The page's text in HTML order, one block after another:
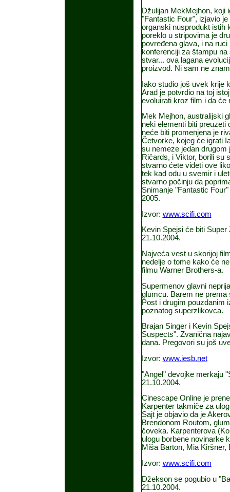
Džulijan MekMejhon, koji
"Fantastic Four", izjavio
organski nusprodukt istih
poreklo u stripovima je
povređena glava, i na
konferenciji za štampu
stvar... ova lagana
proizvod. Ni sam ne
Iako studio još uvek krije
Arad je potvrdio na toj
evoluirati kroz film i da će
Mek Mejhon, australijski
neki elementi biti preuzeti
neće biti promenjena je
Četvorke, kojeg će igrati
su nemeze jedan
Ričards, i Viktor, borili su
stvarno ćete videti ove
tek kad odu u svemir i
stvarno počinju da
Snimanje "Fantastic
2005.
Izvor: www.scifi.com
Kevin Spejsi će biti
21.10.2004.
Najveća vest u skorijoj
nedelje o tome kako će
filmu Warner Brothers-a.
Supermenov glavni
glumcu. Barem ne
Post i drugim pouzdanim
poznatog superzlikovca.
Brajan Singer i Kevin
Suspects". Zvanična
dana. Pregovori su još
Izvor: www.iesb.net
"Angel" devojke merkaju
21.10.2004.
Cinescape Online je
Karpenter takmiče za
Sajt je objavio da je
Brendonom Routom,
čoveka. Karpenterova
ulogu borbene novinarke
Miša Barton, Mia Kiršner,
Izvor: www.scifi.com
Džekson se pogubio u
21.10.2004.